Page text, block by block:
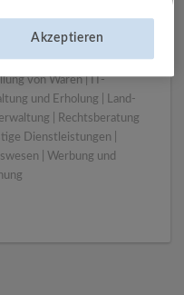
| Einzelhandel |
|
von Waren | IT-
und Erholung | Land-
| Rechtsberatung
Dienstleistungen |
| Werbung und
Akzeptieren